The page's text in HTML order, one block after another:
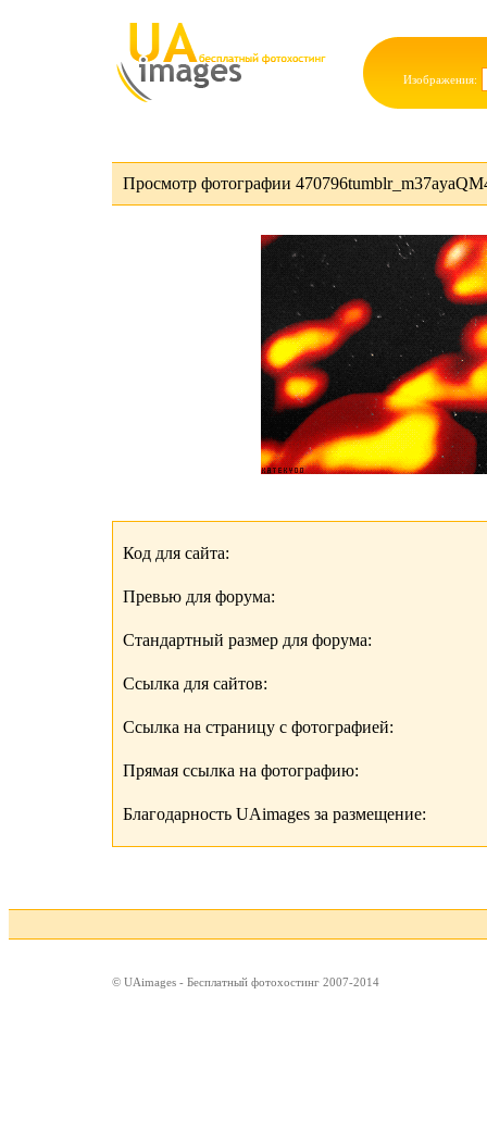
Изображения:
Просмотр фотографии
Код для сайта:
Превью для форума:
Стандартный размер для форума:
Ссылка для сайтов:
Ссылка на страницу с фотографией:
Прямая ссылка на фотографию:
Благодарность UAimages за размещение:
© UAimages - Бесплатный фотохостинг 2007-2014